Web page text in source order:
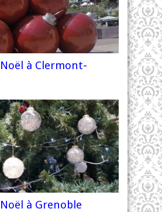
à Clermont-
à Grenoble